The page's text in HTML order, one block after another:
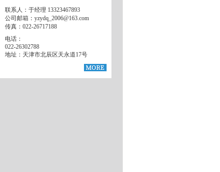
联系人：于经理 13323467893
公司邮箱：yzydq_2006@163.com
传真：022-26717188
电话：
022-26302788
地址：天津市北辰区天永道17号